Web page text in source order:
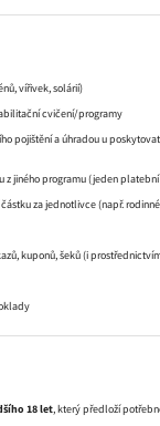
vířivek, solárií)
cvičení/programy
pojištění a úhradou u
jiného programu (jeden
za jednotlivce (např.
kuponů, šeků (i
18 let, který předloží